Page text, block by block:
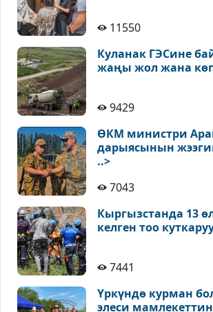
11550
Куланак ГЭСине
жаңы жол жана
9429
ӨКМ министри
дарыясынын
..>
7043
Кыргызстанда 13
7441
Үркүндө курман
элеси